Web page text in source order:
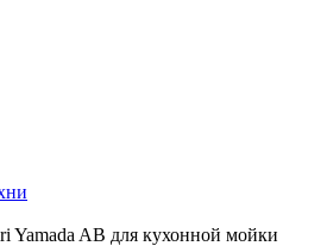
Yamada AB для кухонной мойки